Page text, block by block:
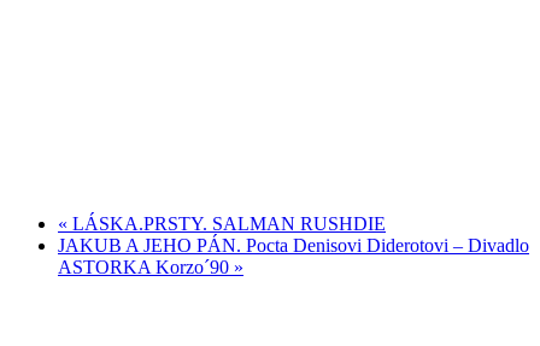
« LÁSKA.PRSTY. SALMAN RUSHDIE
JAKUB A JEHO PÁN. Pocta Denisovi Diderotovi – Divadlo
ASTORKA Korzo´90 »